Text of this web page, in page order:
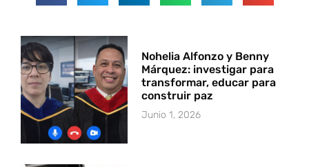
Nohelia Alfonzo y Benny
Márquez: investigar para
transformar, educar para
construir paz
Junio 1, 2026